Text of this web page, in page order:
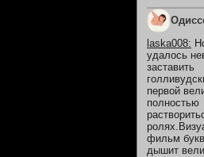
laska008:
удалось
заставить
первой
полностью
фильм
дышит